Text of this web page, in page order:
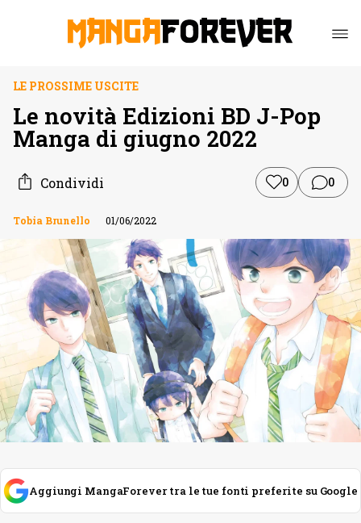
LE PROSSIME USCITE
Le novità Edizioni BD J-Pop
Manga di giugno 2022
Condividi 0 0
Tobia Brunello 01/06/2022
Aggiungi MangaForever tra le tue fonti preferite su Google